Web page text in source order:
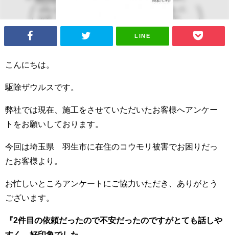
LINE
こんにちは。
駆除ザウルスです。
弊社では現在、施工をさせていただいたお客様へアンケー
トをお願いしております。
今回は埼玉県 羽生市に在住のコウモリ被害でお困りだっ
たお客様より。
お忙しいところアンケートにご協力いただき、ありがとう
ございます。
『2件目の依頼だったので不安だったのですがとても話しや